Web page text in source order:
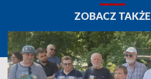
ZOBACZ TAKŻE